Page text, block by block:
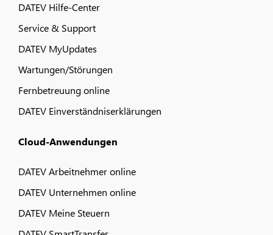
DATEV Hilfe-Center
Service & Support
DATEV MyUpdates
Wartungen/Störungen
Fernbetreuung online
DATEV Einverständniserklärungen
Cloud-Anwendungen
DATEV Arbeitnehmer online
DATEV Unternehmen online
DATEV Meine Steuern